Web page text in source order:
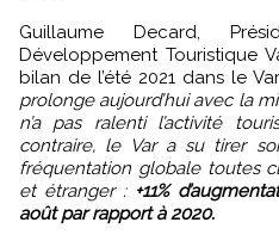
Guillaume Decard,
Développement Touristique
bilan de l’été 2021 dans le
prolonge aujourd’hui avec la
n’a pas ralenti l’activité
contraire, le Var a su tirer
fréquentation globale toutes
et étranger : +11%
août par rapport à 2020.